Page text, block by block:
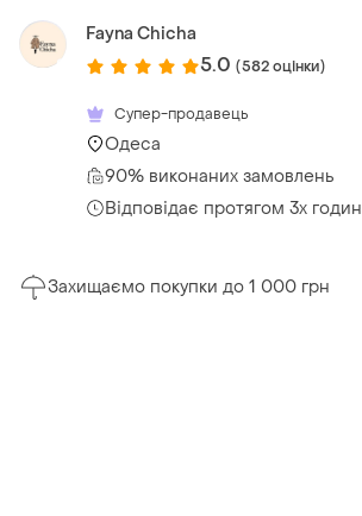
Fayna Chicha
5.0 (582 оцінки)
Супер-продавець
Одеса
90% виконаних замовлень
Відповідає протягом 3х годин
Захищаємо покупки до 1 000 грн